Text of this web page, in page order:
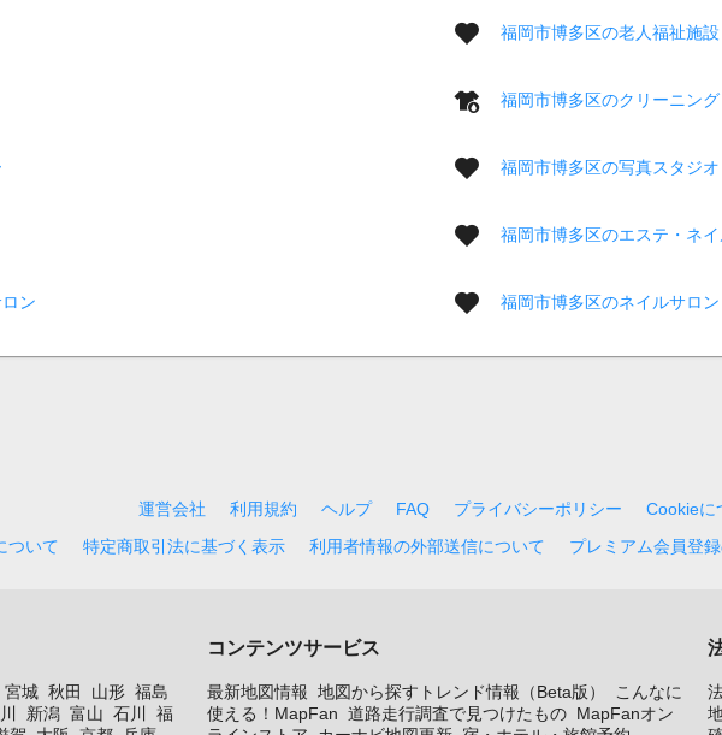
福岡市博多区の老人福祉施設
福岡市博多区のクリーニング
福岡市博多区の写真スタジオ
福岡市博多区のエステ・ネ
ン 福岡市博多区のネイルサロン
運営会社 利用規約 ヘルプ FAQ プライバシーポリシー
Cookieに
ついて
特定商取引法に基づく表示 利用者情報の外部送信について プレミアム会員登
宮城 秋田 山形 福島
新潟 富山 石川
福
コンテンツサービス
最新地図情報 地図から探すトレンド情報（Beta版）
こんなに
使える！MapFan 道路走行調査で見つけたもの MapFanオン